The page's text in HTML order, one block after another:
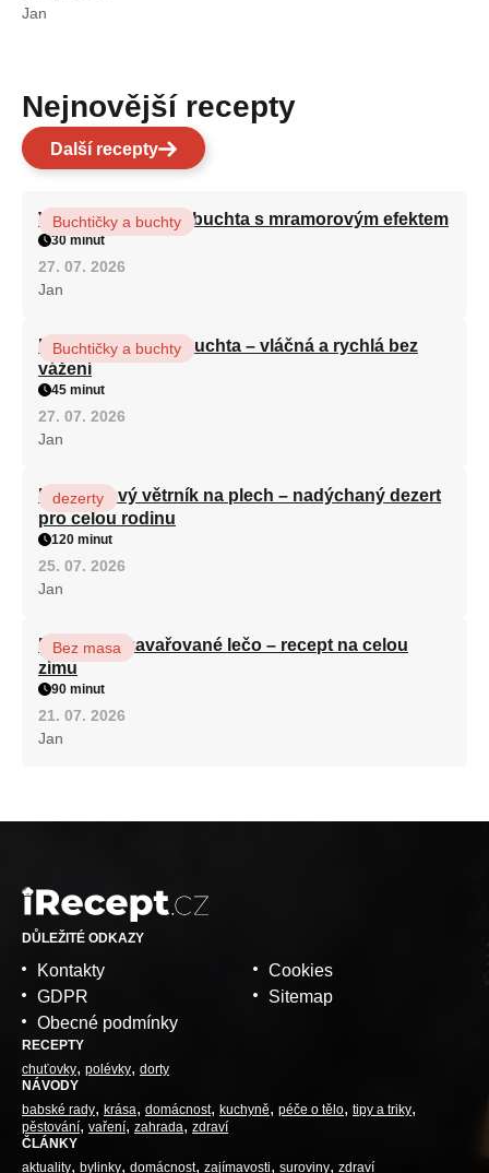
Jan
Nejnovější recepty
Další recepty
Vláčná olejová litá buchta s mramorovým efektem
Buchtičky a buchty
30 minut
27. 07. 2026
Jan
Hrnková maková buchta – vláčná a rychlá bez
vážení
Buchtičky a buchty
45 minut
27. 07. 2026
Jan
Karamelový větrník na plech – nadýchaný dezert
pro celou rodinu
dezerty
120 minut
25. 07. 2026
Jan
Babiččino zavařované lečo – recept na celou
zimu
Bez masa
90 minut
21. 07. 2026
Jan
DŮLEŽITÉ ODKAZY
Kontakty
GDPR
Obecné podmínky
Cookies
Sitemap
RECEPTY
chuťovky polévky dorty
NÁVODY
babské rady krása domácnost kuchyně péče o tělo tipy a triky
pěstování vaření zahrada
zdraví
ČLÁNKY
aktuality bylinky domácnost zajímavosti suroviny zdraví